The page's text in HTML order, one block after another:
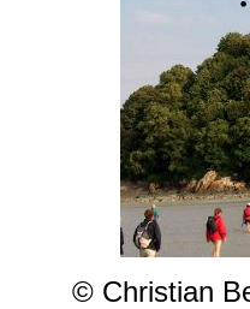
© Christian